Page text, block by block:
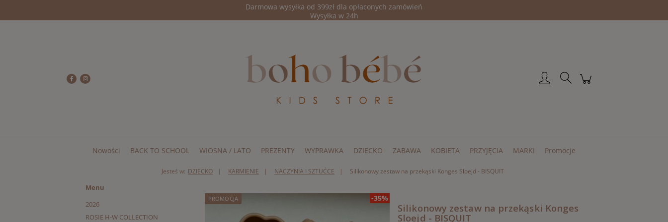
Darmowa wysyłka od 399zł dla opłaconych zamówień
Wysyłka w 24h
Nowości BACK TO SCHOOL WIOSNA / LATO PREZENTY WYPRAWKA DZIECKO ZABAWA KOBIETA PRZYJĘCIA MARKI Promocje
Jesteś w: DZIECKO KARMIENIE NACZYNIA I SZTUĆCE Silikonowy zestaw na przekąski Konges Sloejd - BISQUIT
Menu
2026
ROSIE H-W COLLECTION
PROMOCJA -35%
Silikonowy zestaw na przekąski Konges
Sloejd - BISQUIT